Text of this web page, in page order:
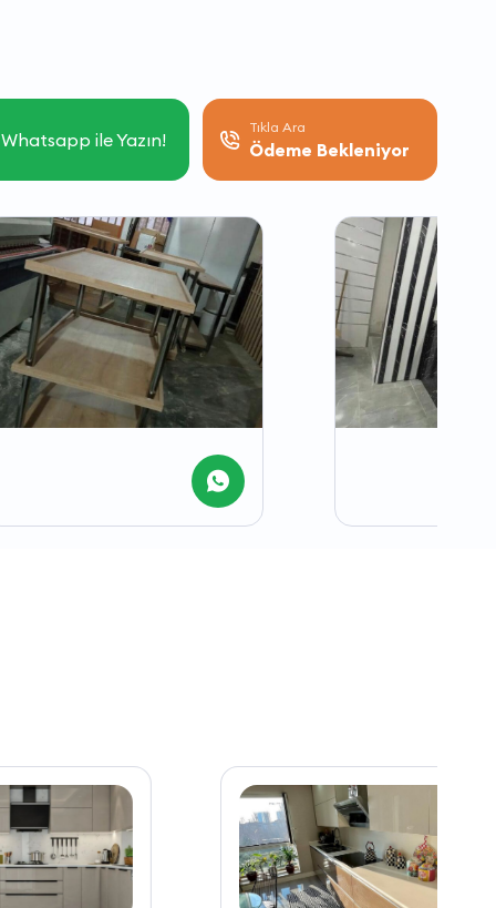
Whatsapp ile Yazın!
Tıkla Ara
Ödeme Bekleniyor